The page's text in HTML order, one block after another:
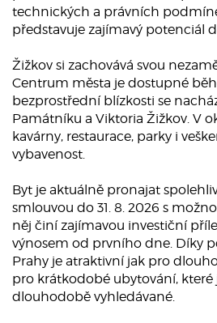
technických a právních
představuje zajímavý potenciál
Žižkov si zachovává svou
Centrum města je dostupné
bezprostřední blízkosti se
Památníku a Viktoria Žižkov. V
kavárny, restaurace, parky i
vybavenost.
Byt je aktuálně pronajat
smlouvou do 31. 8. 2026 s
něj činí zajímavou investiční
výnosem od prvního dne. Díky
Prahy je atraktivní jak pro
pro krátkodobé ubytování, které
dlouhodobě vyhledávané.